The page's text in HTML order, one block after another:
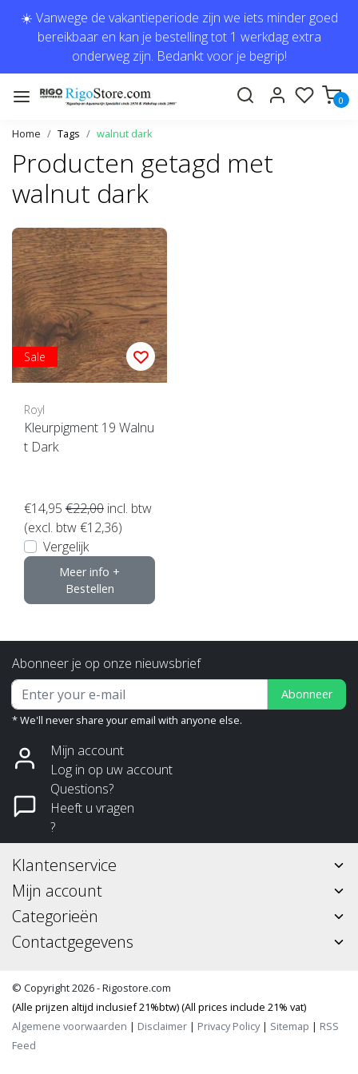
☀️ Vanwege de vakantieperiode zijn we iets minder goed
bereikbaar en kan je bestelling tot 1 werkdag extra
onderweg zijn. Bedankt voor je begrip!
0
Home Tags walnut dark
Producten getagd met
walnut dark
Sale
Royl
Kleurpigment 19 Walnu
t Dark
€14,95 €22,00 incl. btw
(excl. btw €12,36)
Vergelijk
Meer info +
Bestellen
Abonneer je op onze nieuwsbrief
Abonneer
* We'll never share your email with anyone else.
Mijn account
Log in op uw account
Questions?
Heeft u vragen
?
Klantenservice
Mijn account
Categorieën
Contactgegevens
© Copyright 2026 - Rigostore.com
(Alle prijzen altijd inclusief 21%btw) (All prices include 21% vat)
Algemene voorwaarden | Disclaimer | Privacy Policy| Sitemap | RSS
Feed